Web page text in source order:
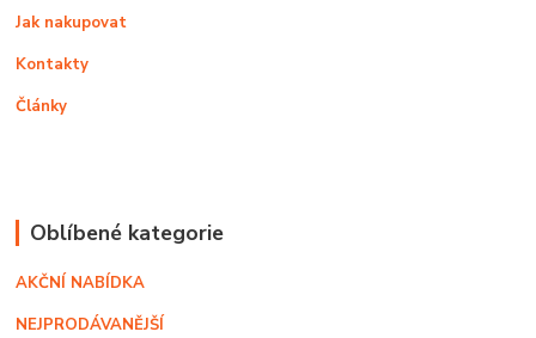
Jak nakupovat
Kontakty
Články
Oblíbené kategorie
AKČNÍ NABÍDKA
NEJPRODÁVANĚJŠÍ